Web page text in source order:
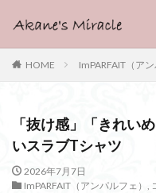
HOME ImPARFAIT（アン
「抜け感」「きれい
いスラブTシャツ
2026年7月7日
ImPARFAIT（アンパルフェ） ,